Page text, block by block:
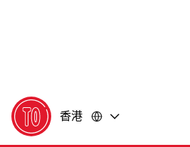
香港